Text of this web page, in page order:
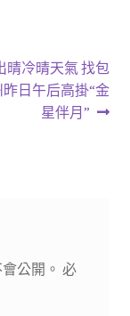
晴冷晴天氣 找包
日午后高掛“金
星伴月”
公開。 必